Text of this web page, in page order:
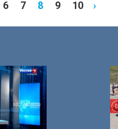
6 7 8 9 10 ›